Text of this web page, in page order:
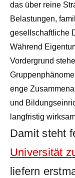
das über reine
Belastungen,
gesellschaftliche
Während
Vordergrund
enge
und
langfristig
Damit steht
Universität
liefern